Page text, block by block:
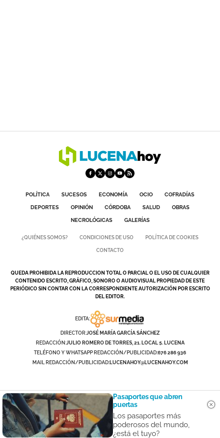
POLÍTICA SUCESOS ECONOMÍA OCIO
COFRADÍAS
DEPORTES
OPINIÓN CÓRDOBA SALUD
OBRAS
NECROLÓGICAS
GALERÍAS
¿QUIÉNES SOMOS? CONDICIONES DE USO POLÍTICA DE COOKIES
CONTACTO
QUEDA PROHIBIDA LA REPRODUCCION TOTAL O PARCIAL O EL USO DE CUALQUIER
CONTENIDO ESCRITO, GRÁFICO, SONORO O AUDIOVISUAL PROPIEDAD DE ESTE
PERIÓDICO SIN CONTAR CON LA CORRESPONDIENTE AUTORIZACIÓN POR ESCRITO
DEL EDITOR.
EDITA:
DIRECTOR:JOSÉ MARÍA GARCÍA SÁNCHEZ
REDACCIÓN:JULIO ROMERO DE TORRES, 21. LOCAL 5. LUCENA
TELÉFONO Y WHATSAPP REDACCIÓN/PUBLICIDAD:676 286 936
MAIL REDACCIÓN/PUBLICIDAD:LUCENAHOY@LUCENAHOY.COM
Pasaportes que abren
puertas
Los pasaportes más
poderosos del mundo,
¿está el tuyo?